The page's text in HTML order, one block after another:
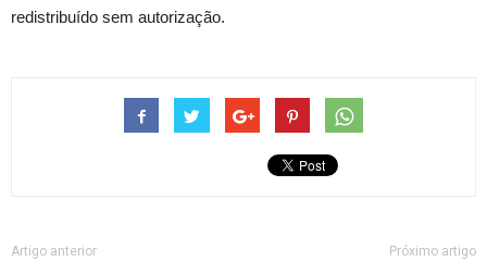
redistribuído sem autorização.
Artigo anterior Próximo artigo